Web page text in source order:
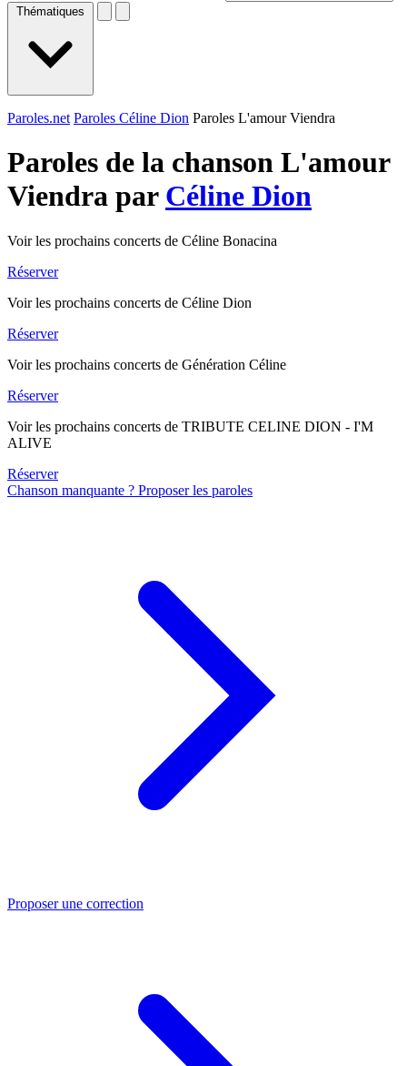
Thématiques
Paroles.net Paroles Céline Dion Paroles L'amour Viendra
Paroles de la chanson L'amour
Viendra par Céline Dion
Voir les prochains concerts de Céline Bonacina
Réserver
Voir les prochains concerts de Céline Dion
Réserver
Voir les prochains concerts de Génération Céline
Réserver
Voir les prochains concerts de TRIBUTE CELINE DION - I'M
ALIVE
Réserver
Chanson manquante ? Proposer les paroles
Proposer une correction